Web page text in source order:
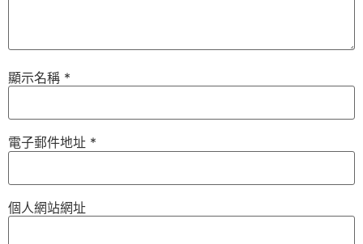
顯示名稱 *
電子郵件地址 *
個人網站網址